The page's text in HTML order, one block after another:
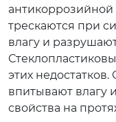
трескаются при
влагу и
этих
впитывают влагу
свойства на